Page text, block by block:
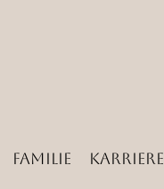
Familie Karriere